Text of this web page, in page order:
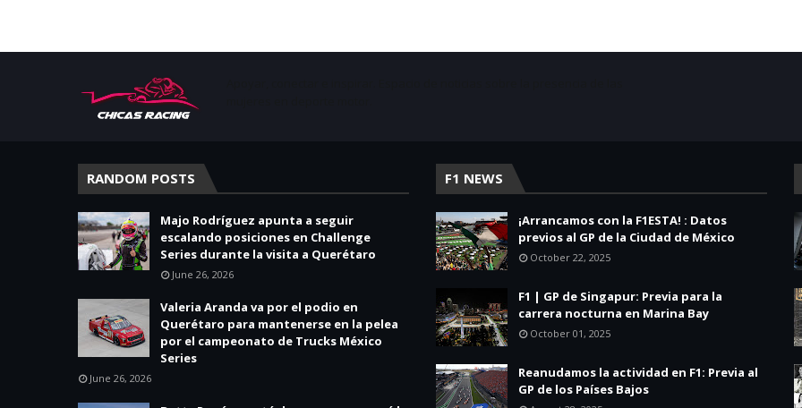
RANDOM POSTS
Majo Rodríguez apunta a seguir
escalando posiciones en Challenge
Series durante la visita a Querétaro
June 26, 2026
Valeria Aranda va por el podio en
Querétaro para mantenerse en la pelea
por el campeonato de Trucks México
Series
June 26, 2026
F1 NEWS
¡Arrancamos con la F1ESTA! : Datos
previos al GP de la Ciudad de México
October 22, 2025
F1 | GP de Singapur: Previa para la
carrera nocturna en Marina Bay
October 01, 2025
Reanudamos la actividad en F1: Previa al
GP de los Países Bajos